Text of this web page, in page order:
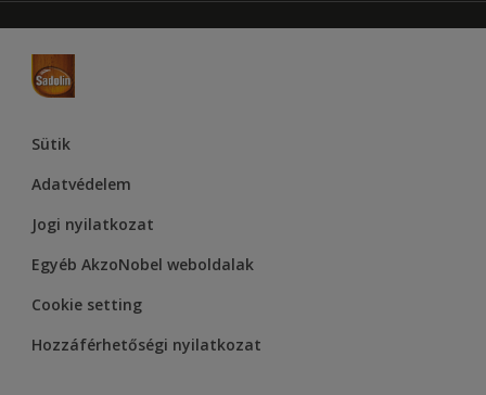
Dulux
Supralux
Sütik
Adatvédelem
Jogi nyilatkozat
Egyéb AkzoNobel weboldalak
Cookie setting
Hozzáférhetőségi nyilatkozat